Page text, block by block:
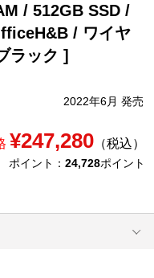
/ 512GB SSD /
/ ワイヤ
ラック ]
2022年6月 発売
¥247,280（税込）
ポイント： 24,728ポイント